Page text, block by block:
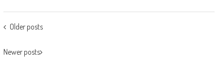
POSTS
Older posts
Newer posts